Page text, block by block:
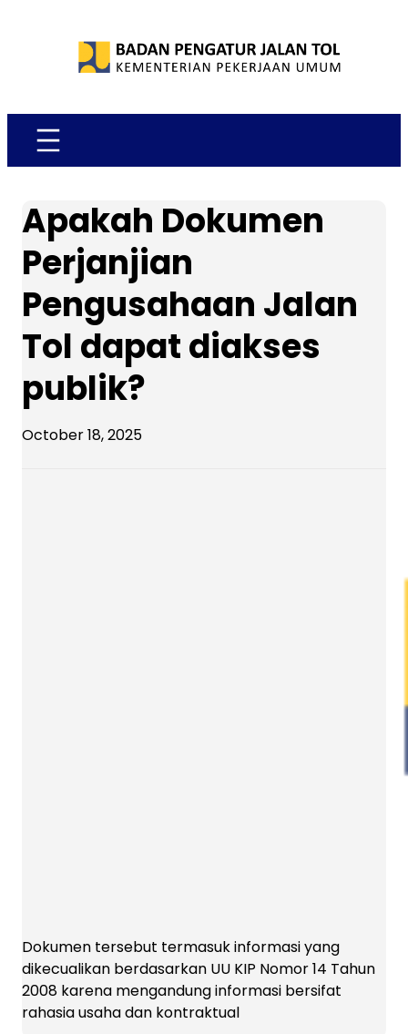
Apakah Dokumen
Perjanjian
Pengusahaan Jalan
Tol dapat diakses
publik?
October 18, 2025
Dokumen tersebut termasuk informasi yang
dikecualikan berdasarkan UU KIP Nomor 14 Tahun
2008 karena mengandung informasi bersifat
rahasia usaha dan kontraktual